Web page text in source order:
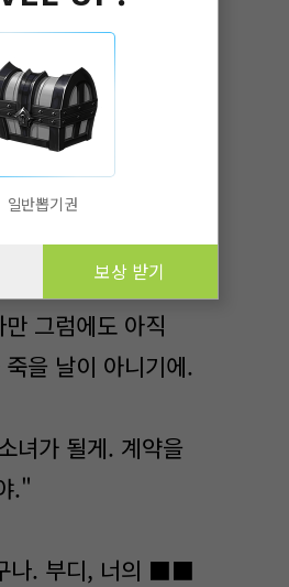
마법소녀가 될수
선택해!"
는 것 같지만, 상황
강압적인 것이
그럼에도 아직
을 날이 아니기에.
녀가 될게. 계약을
."
나. 부디, 너의 ■■
일반뽑기권
보상 받기